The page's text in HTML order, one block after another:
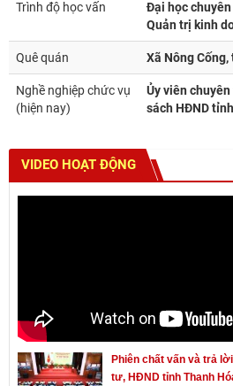
Trình độ học vấn
Đại học
Quản trị kinh
Quê quán Xã Nông
Nghề nghiệp chức vụ
(hiện nay)
Ủy viên
sách HĐND tỉnh
VIDEO HOẠT ĐỘNG
Phiên chất vấn và trả
tư, HĐND tỉnh Thanh